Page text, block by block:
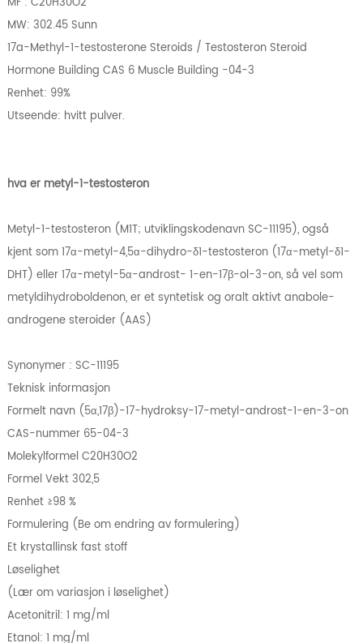
MW: 302.45 Sunn
17a-Methyl-1-testosterone Steroids / Testosteron Steroid
Hormone Building CAS 6 Muscle Building -04-3
Renhet: 99%
Utseende: hvitt pulver.
hva er metyl-1-testosteron
Metyl-1-testosteron (M1T; utviklingskodenavn SC-11195), også
kjent som 17α-metyl-4,5α-dihydro-δ1-testosteron (17α-metyl-δ1-
DHT) eller 17α-metyl-5α-androst- 1-en-17β-ol-3-on, så vel som
metyldihydroboldenon, er et syntetisk og oralt aktivt anabole-
androgene steroider (AAS)
Synonymer : SC-11195
Teknisk informasjon
Formelt navn (5α,17β)-17-hydroksy-17-metyl-androst-1-en-3-on
CAS-nummer 65-04-3
Molekylformel C20H30O2
Formel Vekt 302,5
Renhet ≥98 %
Formulering (Be om endring av formulering)
Et krystallinsk fast stoff
Løselighet
(Lær om variasjon i løselighet)
Acetonitril: 1 mg/ml
Etanol: 1 mg/ml